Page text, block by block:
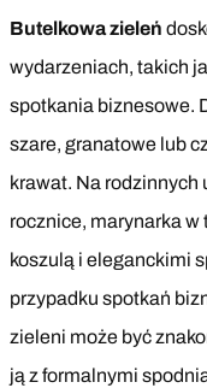
Butelkowa zieleń
wydarzeniach, takich
spotkania biznesowe.
szare, granatowe lub
krawat. Na rodzinnych
rocznice, marynarka w
koszulą i eleganckimi
przypadku spotkań
zieleni może być
ją z formalnymi